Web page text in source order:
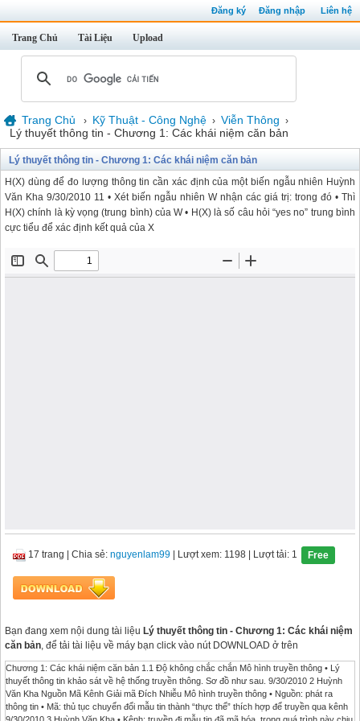
Đăng ký Đăng nhập Liên hệ
Trang Chủ Tài Liệu Upload
Trang Chủ › Kỹ Thuật - Công Nghệ › Viễn Thông ›
Lý thuyết thông tin - Chương 1: Các khái niệm căn bản
Lý thuyết thông tin - Chương 1: Các khái niệm căn bản
H(X) dùng để đo lượng thông tin cần xác định của một biến ngẫu nhiên Huỳnh
Văn Kha 9/30/2010 11 • Xét biến ngẫu nhiên W nhận các giá trị: trong đó • Thì
H(X) chính là kỳ vọng (trung bình) của W • H(X) là số câu hỏi “yes no” trung bình
cực tiểu để xác định kết quả của X
17 trang Chia sẻ: nguyenlam99 | Lượt xem: 1198 | Lượt tải: 1 Free
Bạn đang xem nội dung tài liệu Lý thuyết thông tin - Chương 1: Các khái niệm
căn bản, để tải tài liệu về máy bạn click vào nút DOWNLOAD ở trên
Chương 1: Các khái niệm căn bản 1.1 Độ không chắc chắn Mô hình truyền thông • Lý
thuyết thông tin khảo sát về hệ thống truyền thông. Sơ đồ như sau. 9/30/2010 2 Huỳnh
Văn Kha Nguồn Mã Kênh Giải mã Đích Nhiễu Mô hình truyền thông • Nguồn: phát ra
thông tin • Mã: thủ tục chuyển đổi mẫu tin thành “thực thể” thích hợp để truyền qua kênh